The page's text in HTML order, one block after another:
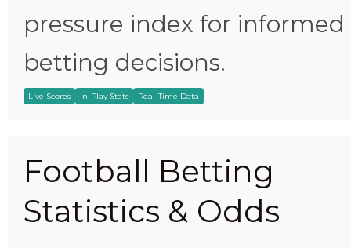
pressure index for informed
betting decisions.
Live Scores In-Play Stats Real-Time Data
Football Betting
Statistics & Odds